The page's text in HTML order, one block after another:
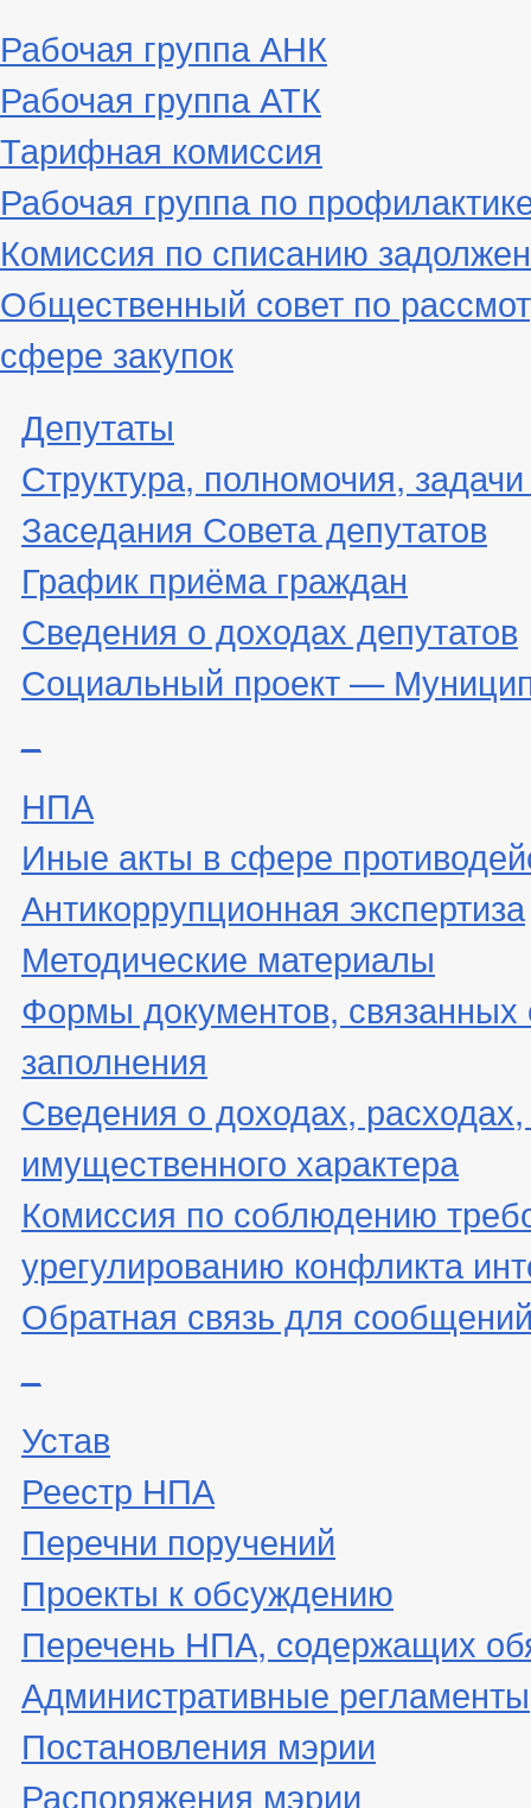
Рабочая группа АНК
Рабочая группа АТК
Тарифная комиссия
Рабочая группа по
Комиссия по списанию
Общественный совет по
сфере закупок
Депутаты
Структура, полномочия,
Заседания Совета депутатов
График приёма граждан
Сведения о доходах депутатов
Социальный проект —
НПА
Иные акты в сфере
Антикоррупционная экспертиза
Методические материалы
Формы документов, связанных
заполнения
Сведения о доходах,
имущественного характера
Комиссия по соблюдению
урегулированию конфликта
Обратная связь для
Устав
Реестр НПА
Перечни поручений
Проекты к обсуждению
Перечень НПА, содержащих
Административные регламенты
Постановления мэрии
Распоряжения мэрии